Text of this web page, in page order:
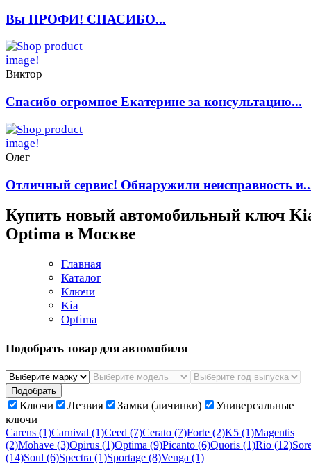
Вы ПРОФИ! СПАСИБО...
Виктор
Спасибо огромное Екатерине за консультацию...
Олег
Отличный сервис! Обнаружили неисправность
Купить новый автомобильный ключ
Optima в Москве
Главная
Каталог
Ключи
Kia
Optima
Подобрать товар для автомобиля
Подобрать
Ключи Лезвия Замки (личинки)
Универсальные
ключи
Carens (1)Carnival (1)Ceed (7)Cerato (7)Forte (2)K5 (1)Magentis
(2)Mohave (3)Opirus (1)Optima (9)Picanto (6)Quoris (1)Rio (12)
(14)Soul (6)Spectra (1)Sportage (8)Venga (1)